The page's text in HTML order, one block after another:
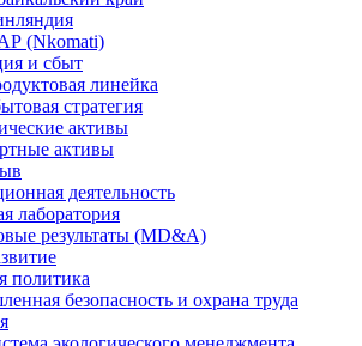
(Nkomati)
и сбыт
линейка
стратегия
активы
активы
деятельность
лаборатория
результаты (MD&A)
политика
безопасность и охрана труда